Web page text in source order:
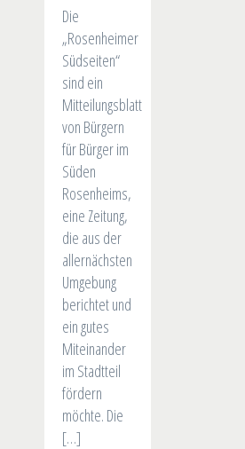
Die
„Rosenheimer
Südseiten“
sind ein
Mitteilungsblatt
von Bürgern
für Bürger im
Süden
Rosenheims,
eine Zeitung,
die aus der
allernächsten
Umgebung
berichtet und
ein gutes
Miteinander
im Stadtteil
fördern
möchte. Die
[…]